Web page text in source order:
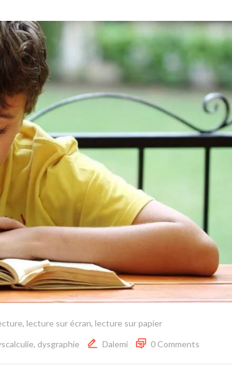
, lecture sur écran, lecture sur papier
dysgraphie
Dalemi 0 Comments